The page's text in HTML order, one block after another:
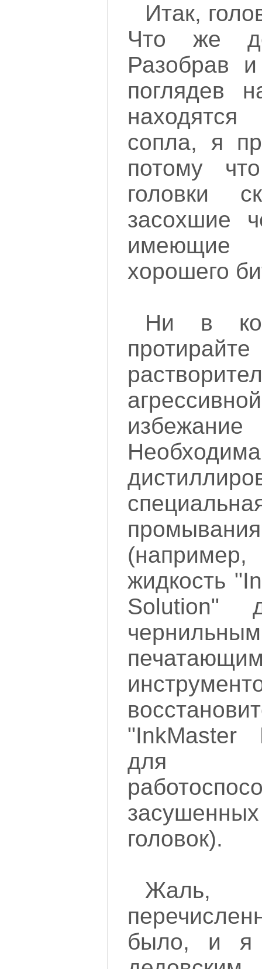
Итак,
Что же
Разобрав
поглядев
сопла, я
потому
головки
засохшие
имеющие
хорошего
Ни в
Необходима
жидкость
Solution"
"InkMaster
для
головок).
Жаль,
было, и я